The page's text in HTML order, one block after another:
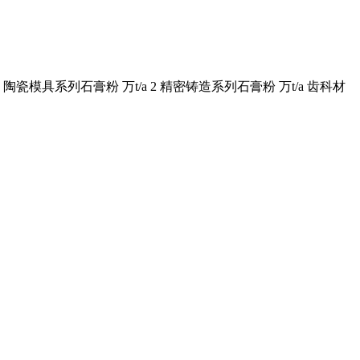
瓷模具系列石膏粉 万t/a 2 精密铸造系列石膏粉 万t/a 齿科材